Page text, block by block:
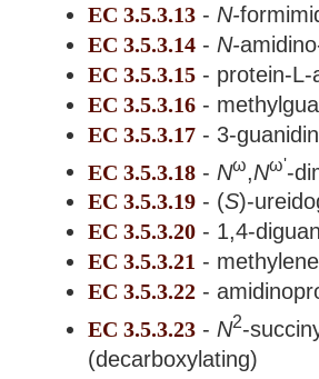
EC 3.5.3.13 - N-
EC 3.5.3.14 - N-
EC 3.5.3.15 - protein-L-
EC 3.5.3.16 -
EC 3.5.3.17 - 3-
EC 3.5.3.18 - Nω,Nω'-
EC 3.5.3.19 - (S)-
EC 3.5.3.20 - 1,4-
EC 3.5.3.21 -
EC 3.5.3.22 -
EC 3.5.3.23 - N2-
(decarboxylating)